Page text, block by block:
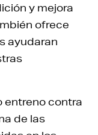
y mejora
ofrece
ayudaran
entreno contra
de las